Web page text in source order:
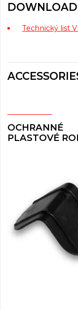
DOWNLOAD
Technický list
OCHRANNÉ
PLASTOVÉ